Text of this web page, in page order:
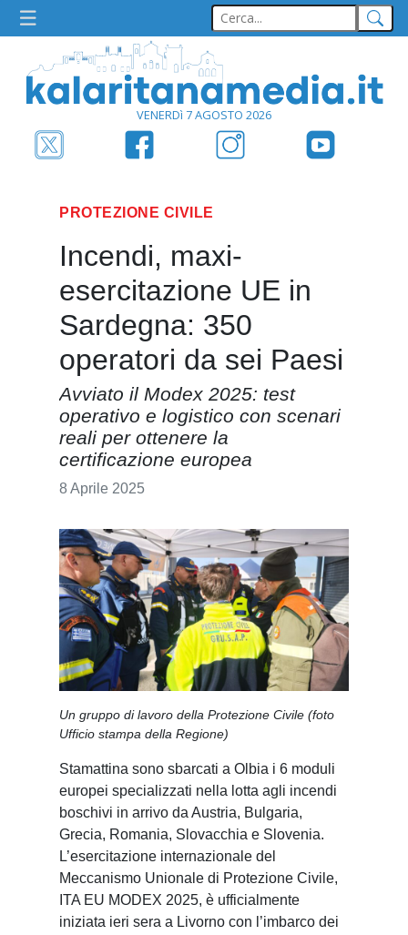
VENERDì 7 AGOSTO 2026
PROTEZIONE CIVILE
Incendi, maxi-
esercitazione UE in
Sardegna: 350
operatori da sei Paesi
Avviato il Modex 2025: test
operativo e logistico con scenari
reali per ottenere la
certificazione europea
8 Aprile 2025
Un gruppo di lavoro della Protezione Civile (foto
Ufficio stampa della Regione)
Stamattina sono sbarcati a Olbia i 6 moduli
europei specializzati nella lotta agli incendi
boschivi in arrivo da Austria, Bulgaria,
Grecia, Romania, Slovacchia e Slovenia.
L’esercitazione internazionale del
Meccanismo Unionale di Protezione Civile,
ITA EU MODEX 2025, è ufficialmente
iniziata ieri sera a Livorno con l’imbarco dei